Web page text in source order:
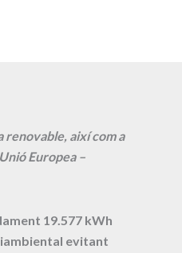
renovable, així com a
Europea –
19.577 kWh
evitant